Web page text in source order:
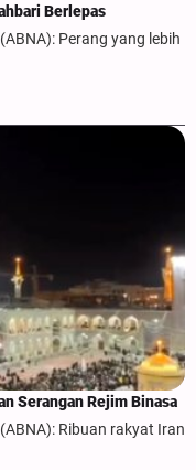
Berlepas
Perang yang lebih
Serangan Rejim Binasa
Ribuan rakyat Iran